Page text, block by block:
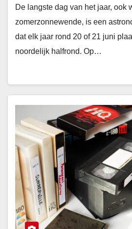
De langste dag van het jaar, ook
zomerzonnewende, is een
dat elk jaar rond 20 of 21 juni
noordelijk halfrond. Op…